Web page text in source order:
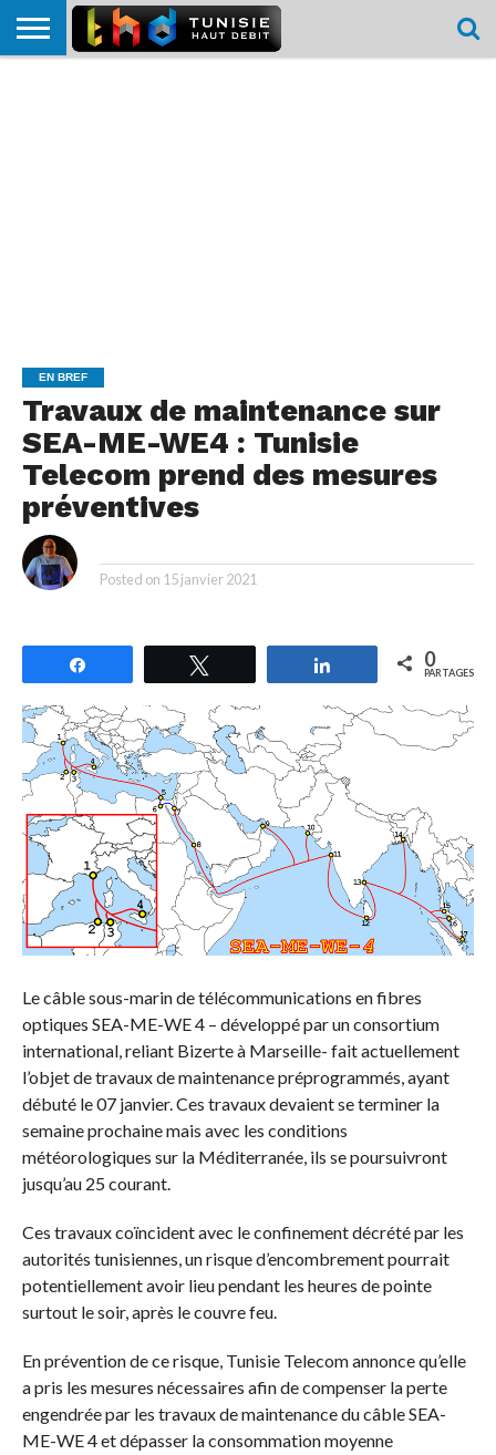
EN BREF
Travaux de maintenance sur
SEA-ME-WE4 : Tunisie
Telecom prend des mesures
préventives
Posted on 15 janvier 2021
Partagez 0
PARTAGES
Le câble sous-marin de télécommunications en fibres
optiques SEA-ME-WE 4 – développé par un consortium
international, reliant Bizerte à Marseille- fait actuellement
l’objet de travaux de maintenance préprogrammés, ayant
débuté le 07 janvier. Ces travaux devaient se terminer la
semaine prochaine mais avec les conditions
météorologiques sur la Méditerranée, ils se poursuivront
jusqu’au 25 courant.
Ces travaux coïncident avec le confinement décrété par les
autorités tunisiennes, un risque d’encombrement pourrait
potentiellement avoir lieu pendant les heures de pointe
surtout le soir, après le couvre feu.
En prévention de ce risque, Tunisie Telecom annonce qu’elle
a pris les mesures nécessaires afin de compenser la perte
engendrée par les travaux de maintenance du câble SEA-
ME-WE 4 et dépasser la consommation moyenne